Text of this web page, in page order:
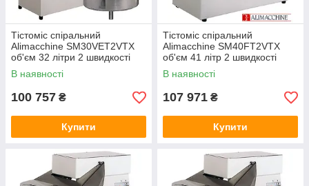
Тістоміс спіральний
Alimacchine SM30VET2VTX
об'єм 32 літри 2 швидкості
підйомна голова
В наявності
100 757 ₴
Купити
Тістоміс спіральний
Alimacchine SM40FT2VTX
об'єм 41 літр 2 швидкості
В наявності
107 971 ₴
Купити